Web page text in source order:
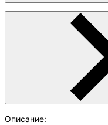
Описание: